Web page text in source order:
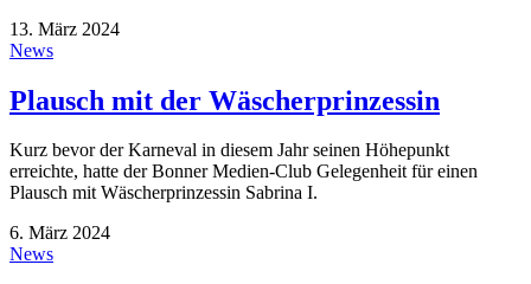
13. März 2024
News
Plausch mit der Wäscherprinzessin
Kurz bevor der Karneval in diesem Jahr seinen Höhepunkt
erreichte, hatte der Bonner Medien-Club Gelegenheit für einen
Plausch mit Wäscherprinzessin Sabrina I.
6. März 2024
News